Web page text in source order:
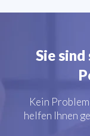
Sie sind
Kein
helfen Ihnen